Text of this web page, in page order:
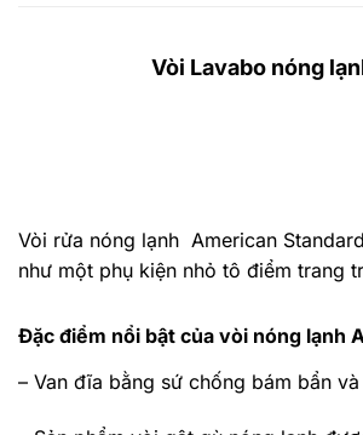
Vòi Lavabo nóng
Vòi rửa nóng lạnh American
như một phụ kiện nhỏ tô điểm trang
Đặc điểm nổi bật của vòi nóng lạnh
– Van đĩa bằng sứ chống bám bẩn